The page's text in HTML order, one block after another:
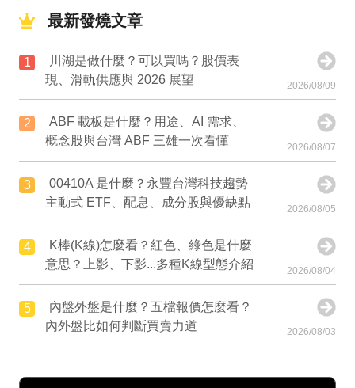
最新發燒文章
1
川湖是做什麼？可以買嗎？股價表
現、滑軌供應與 2026 展望
2026/08/09
2
ABF 載板是什麼？用途、AI 需求、
概念股與台灣 ABF 三雄一次看懂
2026/08/07
3
00410A 是什麼？永豐台灣科技趨勢
主動式 ETF、配息、成分股與優缺點
2026/08/05
4
K棒(K線)怎麼看？紅色、綠色是什麼
意思？上影、下影...多種K線型態介紹
2026/08/04
5
內盤外盤是什麼？五檔報價怎麼看？
內外盤比如何判斷買賣力道
2026/08/03